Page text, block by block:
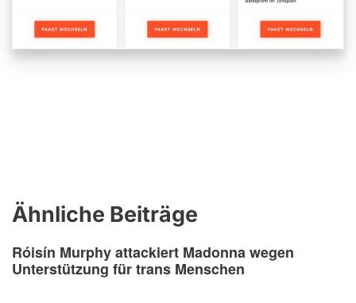
Ähnliche Beiträge
Róisín Murphy attackiert Madonna wegen
Unterstützung für trans Menschen